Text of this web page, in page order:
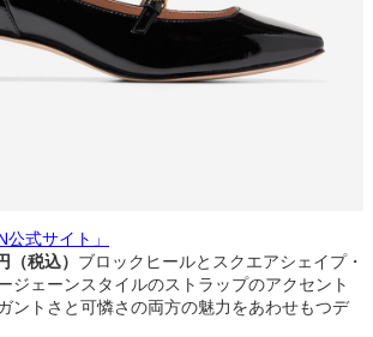
公式サイト」
税込） ブロックヒールとスクエアシェイプ・
ジェーンスタイルのストラップのアクセント
ントさと可憐さの両方の魅力をあわせもつデ